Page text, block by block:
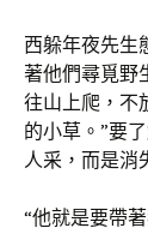
西躲年夜先生
著他們尋覓野
往山上爬，不
的小草。”要
人采，而是消
“他就是要帶